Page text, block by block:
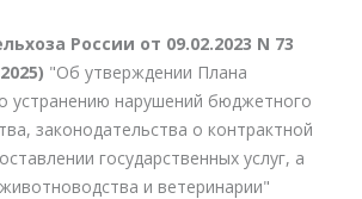
России от 09.02.2023 N 73
"Об утверждении Плана
устранению нарушений бюджетного
законодательства о контрактной
государственных услуг, а
и ветеринарии"